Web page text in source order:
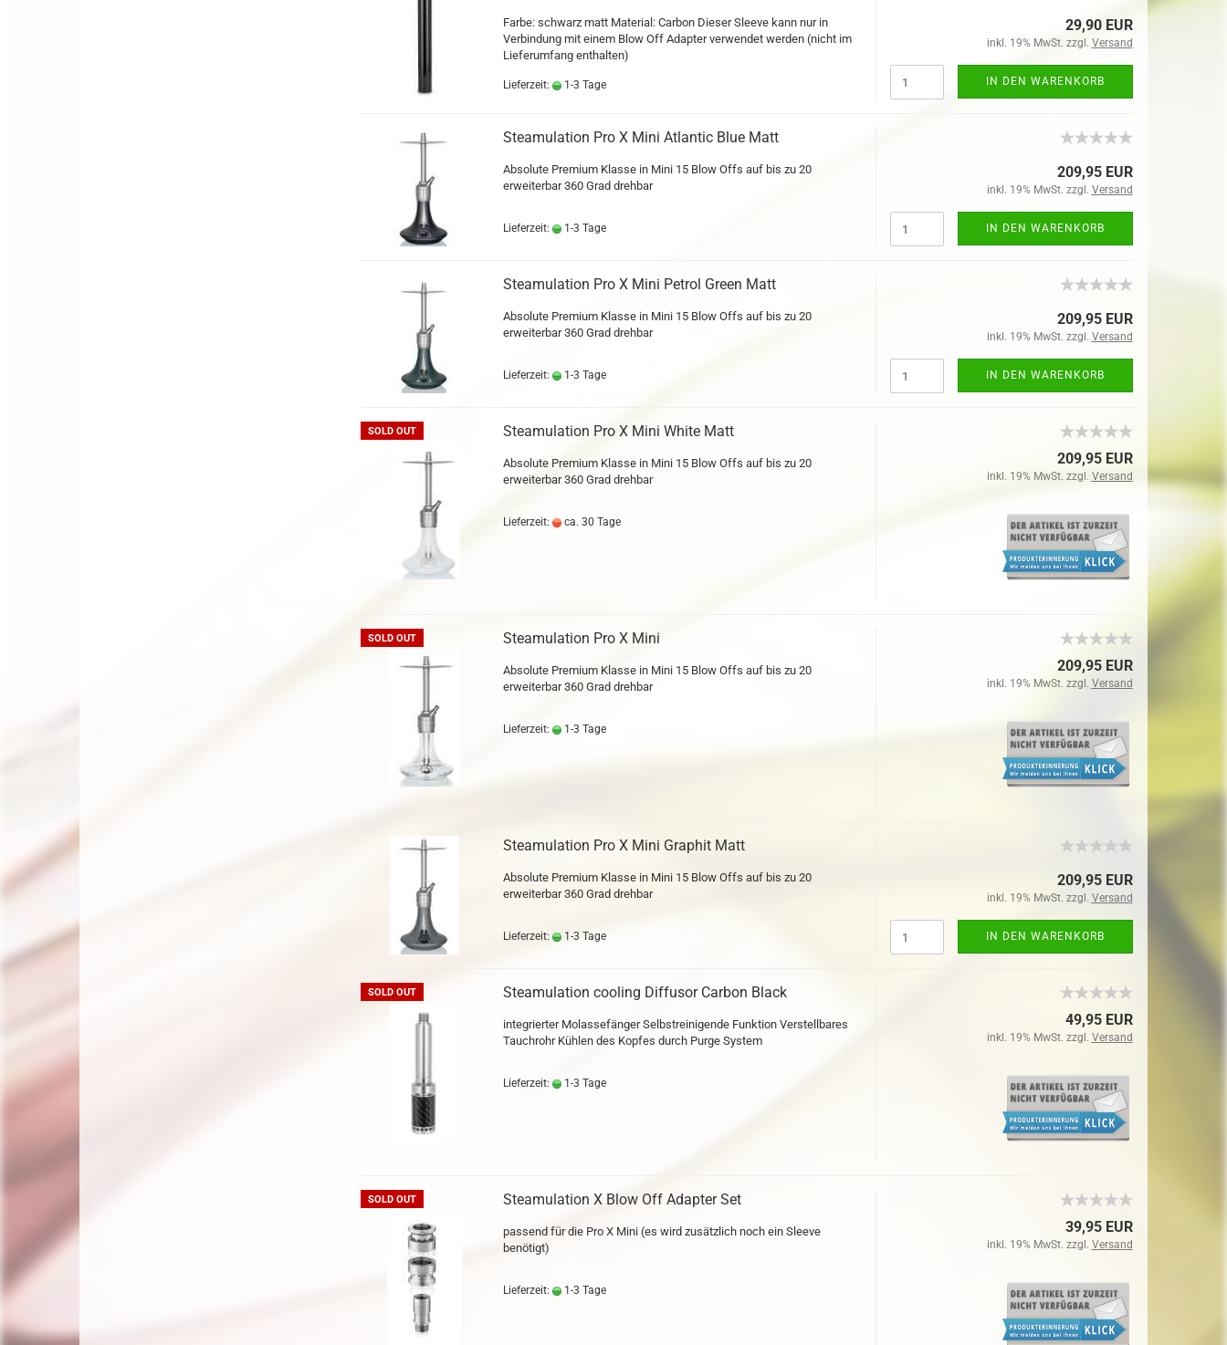
Farbe: schwarz matt Material: Carbon Dieser Sleeve kann nur in
Verbindung mit einem Blow Off Adapter verwendet werden (nicht im
Lieferumfang enthalten)
Lieferzeit: 1-3 Tage
29,90 EUR
inkl. 19% MwSt. zzgl. Versand
IN DEN WARENKORB
Steamulation Pro X Mini Atlantic Blue Matt
Absolute Premium Klasse in Mini 15 Blow Offs auf bis zu 20
erweiterbar 360 Grad drehbar
Lieferzeit: 1-3 Tage
209,95 EUR
inkl. 19% MwSt. zzgl. Versand
IN DEN WARENKORB
Steamulation Pro X Mini Petrol Green Matt
Absolute Premium Klasse in Mini 15 Blow Offs auf bis zu 20
erweiterbar 360 Grad drehbar
Lieferzeit: 1-3 Tage
209,95 EUR
inkl. 19% MwSt. zzgl. Versand
IN DEN WARENKORB
SOLD OUT Steamulation Pro X Mini White Matt
Absolute Premium Klasse in Mini 15 Blow Offs auf bis zu 20
erweiterbar 360 Grad drehbar
Lieferzeit: ca. 30 Tage
209,95 EUR
inkl. 19% MwSt. zzgl. Versand
SOLD OUT Steamulation Pro X Mini
Absolute Premium Klasse in Mini 15 Blow Offs auf bis zu 20
erweiterbar 360 Grad drehbar
Lieferzeit: 1-3 Tage
209,95 EUR
inkl. 19% MwSt. zzgl. Versand
Steamulation Pro X Mini Graphit Matt
Absolute Premium Klasse in Mini 15 Blow Offs auf bis zu 20
erweiterbar 360 Grad drehbar
Lieferzeit: 1-3 Tage
209,95 EUR
inkl. 19% MwSt. zzgl. Versand
IN DEN WARENKORB
SOLD OUT Steamulation cooling Diffusor Carbon Black
integrierter Molassefänger Selbstreinigende Funktion Verstellbares
Tauchrohr Kühlen des Kopfes durch Purge System
Lieferzeit: 1-3 Tage
49,95 EUR
inkl. 19% MwSt. zzgl. Versand
SOLD OUT Steamulation X Blow Off Adapter Set
passend für die Pro X Mini (es wird zusätzlich noch ein Sleeve
benötigt)
Lieferzeit: 1-3 Tage
39,95 EUR
inkl. 19% MwSt. zzgl. Versand